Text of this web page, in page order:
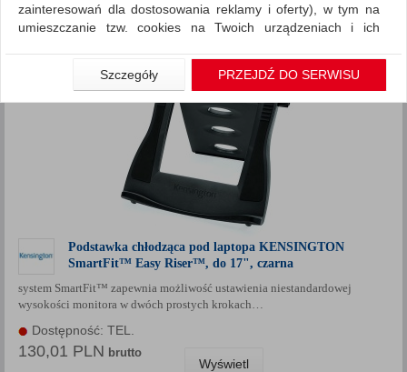
Podstawka chłodząca pod laptopa KENSINGTON
SmartFit™ Easy Riser™, do 17", czarna
system SmartFit™ zapewnia możliwość ustawienia niestandardowej
wysokości monitora w dwóch prostych krokach…
Dostępność: TEL.
130,01 PLN brutto
Wyświetl
zainteresowań dla dostosowania reklamy i oferty), w tym na
umieszczanie tzw. cookies na Twoich urządzeniach i ich
Jeśli nie chcesz wyrazić zgody lub ograniczyć jej zakres, kliknij
„Szczegóły”, gdzie znajdziesz wszelkie informacje o tym jak to
zrobić . Te same informacje znajdziesz także na podstronie z
naszą polityką prywatności obowiązującą od 25 maja 2018.
W przypadku użytkowników zalogowanych, aby umożliwić
prawidłową realizację Umowy z Państwem i związane z tym
prawidłowe działanie naszej strony www, a w szczególności
np. wysłanie potwierdzenia zamówienia na Państwa email lub
wyświetlenie Państwu prawidłowych informacji o promocjach
czy cenach indywidualnych, ważna jest Państwa wcześniejsza
zgoda której udzieliliście podczas zakładania konta.
Każda Państwa zgoda jest dobrowolna i można ją w dowolnym
momencie wycofać.
Polityka prywatności (rozwiń)
Klauzula Informacyjna (rozwiń)
Szczegóły PRZEJDŹ DO SERWISU